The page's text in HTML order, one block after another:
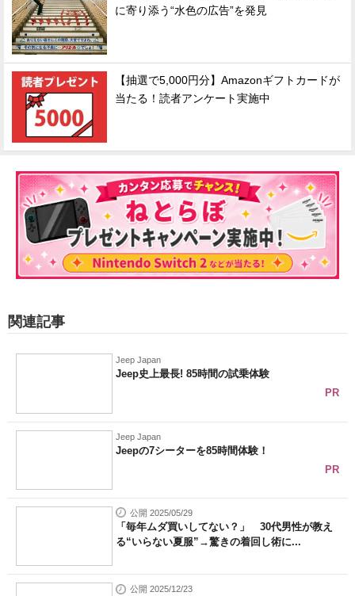
に寄り添う“水色の広告”を発見
【抽選で5,000円分】Amazonギフトカードが
当たる！読者アンケート実施中
関連記事
Jeep Japan
Jeep史上最長! 85時間の試乗体験
PR
Jeep Japan
Jeepの7シーターを85時間体験！
PR
公開 2025/05/29
「毎年ムダ買いしてない？」 30代男性が教え
る“いらない夏服”→驚きの着回し術に...
公開 2025/12/23